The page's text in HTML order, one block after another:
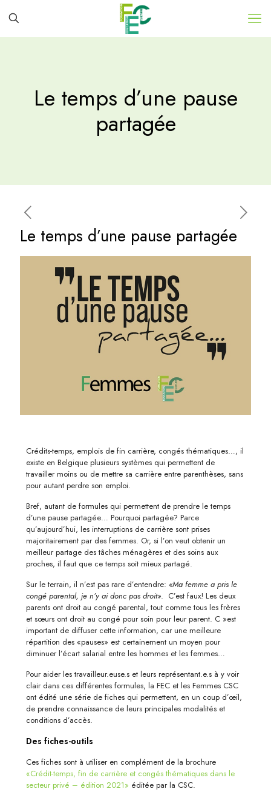
Le temps d’une pause
partagée
Le temps d’une pause partagée
Crédits-temps, emplois de fin carrière, congés thématiques…, il
existe en Belgique plusieurs systèmes qui permettent de
travailler moins ou de mettre sa carrière entre parenthèses, sans
pour autant perdre son emploi.
Bref, autant de formules qui permettent de prendre le temps
d’une pause partagée… Pourquoi partagée? Parce
qu’aujourd’hui, les interruptions de carrière sont prises
majoritairement par des femmes. Or, si l’on veut obtenir un
meilleur partage des tâches ménagères et des soins aux
proches, il faut que ce temps soit mieux partagé.
Sur le terrain, il n’est pas rare d’entendre: «Ma femme a pris le
congé parental, je n’y ai donc pas droit». C’est faux! Les deux
parents ont droit au congé parental, tout comme tous les frères
et sœurs ont droit au congé pour soin pour leur parent. C »est
important de diffuser cette information, car une meilleure
répartition des «pauses» est certainement un moyen pour
diminuer l’écart salarial entre les hommes et les femmes…
Pour aider les travailleur.euse.s et leurs représentant.e.s à y voir
clair dans ces différentes formules, la FEC et les Femmes CSC
ont édité une série de fiches qui permettent, en un coup d’œil,
de prendre connaissance de leurs principales modalités et
conditions d’accès.
Des fiches-outils
Ces fiches sont à utiliser en complément de la brochure
«Crédit-temps, fin de carrière et congés thématiques dans le
secteur privé – édition 2021» éditée par la CSC.